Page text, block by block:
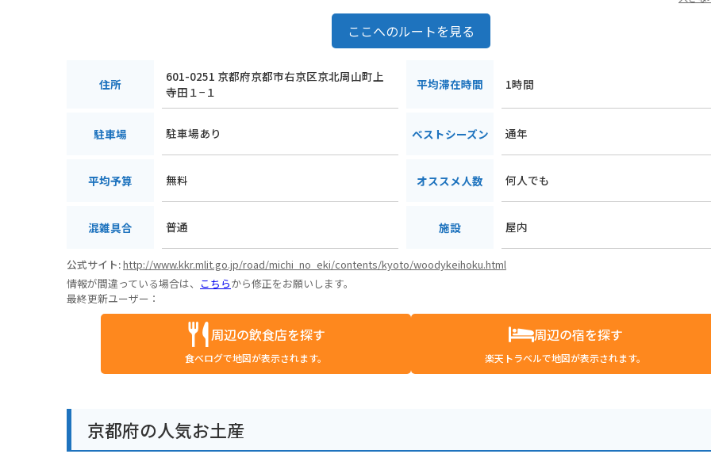
ここへのルートを見る
住所
601-0251 京都府京都市右京区京北周山町上
寺田１−１
平均滞在時間 1時間
駐車場 駐車場あり ベストシーズン 通年
平均予算 無料 オススメ人数 何人でも
混雑具合 普通 施設 屋内
公式サイト:http://www.kkr.mlit.go.jp/road/michi_no_eki/contents/kyoto/woodykeihoku.html
情報が間違っている場合は、 こちらから修正をお願いします。
最終更新ユーザー：
周辺の飲食店を探す
食べログで地図が表示されます。
周辺の宿を探す
楽天トラベルで地図が表示されます。
京都府の人気お土産